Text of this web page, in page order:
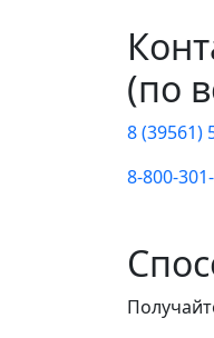
(по
8 (39561)
8-800-